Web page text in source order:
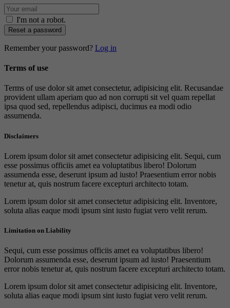
I'm not a robot.
Reset a password
Remember your password? Log in
Terms of use
Terms of use dolor sit amet consectetur, adipisicing elit. Recusandae
provident ullam aperiam quo ad non corrupti sit vel quam repellat
ipsa quod sed, repellendus adipisci, ducimus ea modi odio
assumenda.
Disclaimers
Lorem ipsum dolor sit amet consectetur adipisicing elit. Sequi, cum
esse possimus officiis amet ea voluptatibus libero! Dolorum
assumenda esse, deserunt ipsum ad iusto! Praesentium error nobis
tenetur at, quis nostrum facere excepturi architecto totam.
Lorem ipsum dolor sit amet consectetur adipisicing elit. Inventore,
soluta alias eaque modi ipsum sint iusto fugiat vero velit rerum.
Limitation on Liability
Sequi, cum esse possimus officiis amet ea voluptatibus libero!
Dolorum assumenda esse, deserunt ipsum ad iusto! Praesentium
error nobis tenetur at, quis nostrum facere excepturi architecto totam.
Lorem ipsum dolor sit amet consectetur adipisicing elit. Inventore,
soluta alias eaque modi ipsum sint iusto fugiat vero velit rerum.